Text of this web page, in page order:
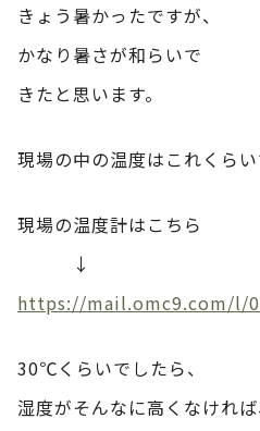
きょう暑かったですが、
かなり暑さが和らいで
きたと思います。
現場の中の温度はこれくらい
現場の温度計はこちら
↓
https://mail.omc9.com/l/
30℃くらいでしたら、
湿度がそんなに高くなければ